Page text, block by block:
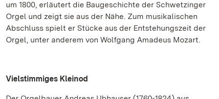
um 1800, erläutert die Baugeschichte der Schwetzinger
Orgel und zeigt sie aus der Nähe. Zum musikalischen
Abschluss spielt er Stücke aus der Entstehungszeit der
Orgel, unter anderem von Wolfgang Amadeus Mozart.
Vielstimmiges Kleinod